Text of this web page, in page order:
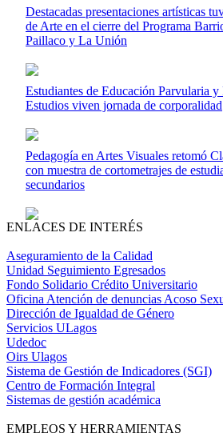
Destacadas presentaciones artísticas
de Arte en el cierre del Programa
Paillaco y La Unión
Estudiantes de Educación Parvularia y
Estudios viven jornada de corporalidad
Pedagogía en Artes Visuales retomó
con muestra de cortometrajes de
secundarios
ENLACES DE INTERÉS
Aseguramiento de la Calidad
Unidad Seguimiento Egresados
Fondo Solidario Crédito Universitario
Oficina Atención de denuncias Acoso
Dirección de Igualdad de Género
Servicios ULagos
Udedoc
Oirs Ulagos
Sistema de Gestión de Indicadores (SGI)
Centro de Formación Integral
Sistemas de gestión académica
EMPLEOS Y HERRAMIENTAS